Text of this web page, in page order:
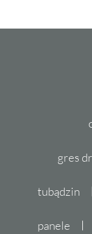
gres
tubądzin
panele